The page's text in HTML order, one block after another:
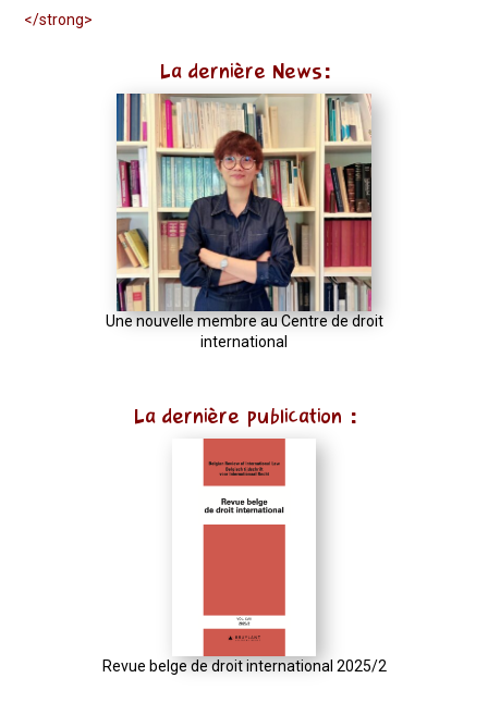
</strong>
La dernière News:
Une nouvelle membre au Centre de droit
international
La dernière publication :
Revue belge de droit international 2025/2